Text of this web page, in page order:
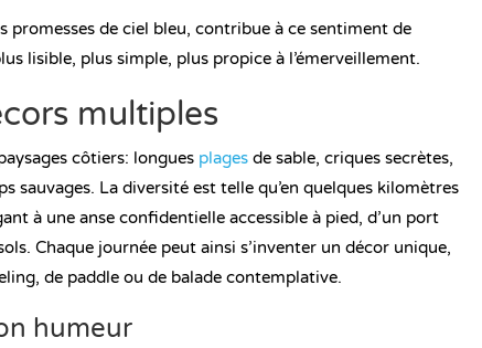
promesses de ciel bleu, contribue à ce sentiment de
lisible, plus simple, plus propice à l’émerveillement.
multiples
côtiers: longues plages de sable, criques secrètes,
sauvages. La diversité est telle qu’en quelques kilomètres
à une anse confidentielle accessible à pied, d’un port
Chaque journée peut ainsi s’inventer un décor unique,
de paddle ou de balade contemplative.
humeur